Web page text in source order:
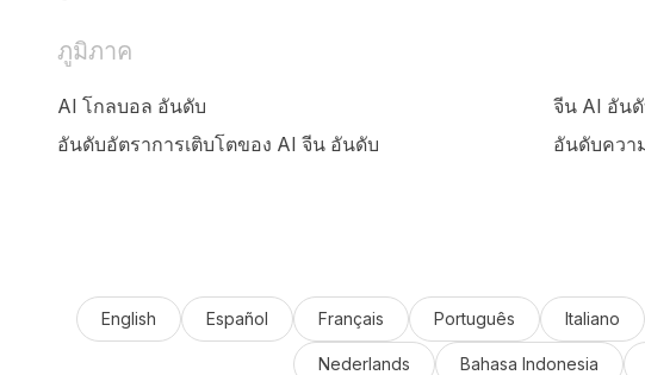
ภูมิภาค
AI โกลบอล อันดับ จีน AI อัน
อันดับอัตราการเติบโตของ AI จีน อันดับ
อันดับควา
English Español Français Português Italiano
Nederlands Bahasa Indonesia